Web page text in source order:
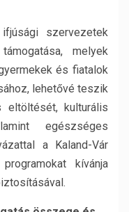
szervezetek
melyek
és fiatalok
lehetővé teszik
kulturális
egészséges
a Kaland-Vár
kívánja